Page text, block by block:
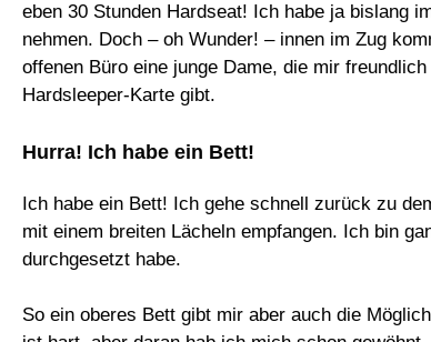
eben 30 Stunden Hardseat! Ich habe ja bislang
nehmen. Doch – oh Wunder! – innen im Zug
offenen Büro eine junge Dame, die mir
Hardsleeper-Karte gibt.
Hurra! Ich habe ein Bett!
Ich habe ein Bett! Ich gehe schnell zurück zu
mit einem breiten Lächeln empfangen. Ich bin
durchgesetzt habe.
So ein oberes Bett gibt mir aber auch die